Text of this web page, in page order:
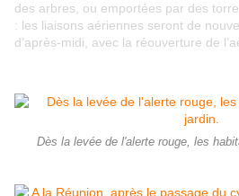
des arbres, ou emportées par des
: les liaisons aériennes seront de
d’après-midi, avec la réouverture de
Dès la levée de l'alerte rouge, les